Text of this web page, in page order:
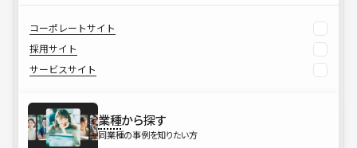
コーポレートサイト
採用サイト
サービスサイト
業種から探す
同業種の事例を知りたい方